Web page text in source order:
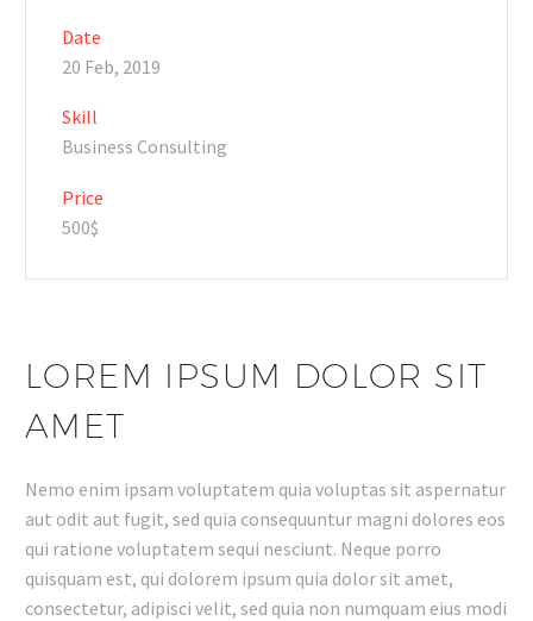
Date
20 Feb, 2019
Skill
Business Consulting
Price
500$
LOREM IPSUM DOLOR SIT
AMET
Nemo enim ipsam voluptatem quia voluptas sit aspernatur
aut odit aut fugit, sed quia consequuntur magni dolores eos
qui ratione voluptatem sequi nesciunt. Neque porro
quisquam est, qui dolorem ipsum quia dolor sit amet,
consectetur, adipisci velit, sed quia non numquam eius modi